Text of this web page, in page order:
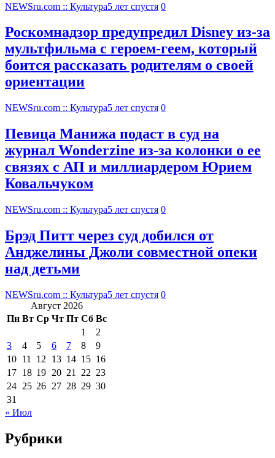
NEWSru.com :: Культура5 лет спустя 0
Роскомнадзор предупредил Disney из-за
мультфильма c героем-геем, который
боится рассказать родителям о своей
ориентации
NEWSru.com :: Культура5 лет спустя 0
Певица Манижа подаст в суд на
журнал Wonderzine из-за колонки о ее
связях с АП и миллиардером Юрием
Ковальчуком
NEWSru.com :: Культура5 лет спустя 0
Брэд Питт через суд добился от
Анджелины Джоли совместной опеки
над детьми
NEWSru.com :: Культура5 лет спустя 0
Август 2026
Пн Вт Ср Чт Пт Сб Вс
1
2
3
4 5 6 7 8
9
10 11 12 13 14 15 16
17 18 19 20 21 22 23
24 25 26 27 28 29 30
31
« Июл
Рубрики